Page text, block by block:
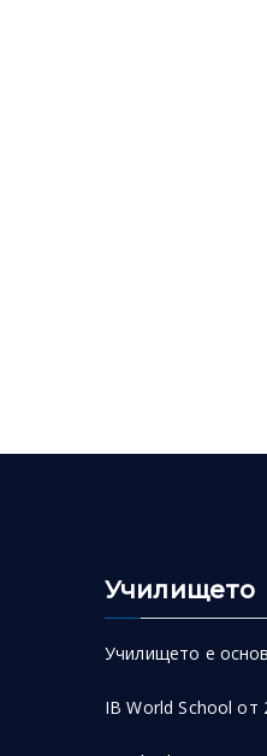
Училището
Училището е
IB World School от